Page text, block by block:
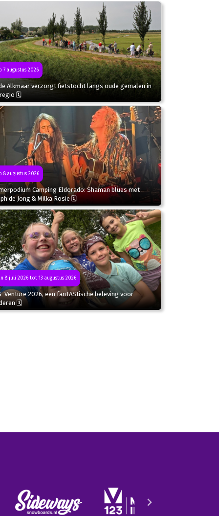
7 augustus 2026
Alkmaar verzorgt fietstocht langs oude gemalen in
🗓
8 augustus 2026
Camping Eldorado: Shaman blues met
de Jong & Milka Rosie 🗓
8 juli 2026 tot 13 augustus 2026
Venture 2026, een fanTAStische beleving voor
🗓